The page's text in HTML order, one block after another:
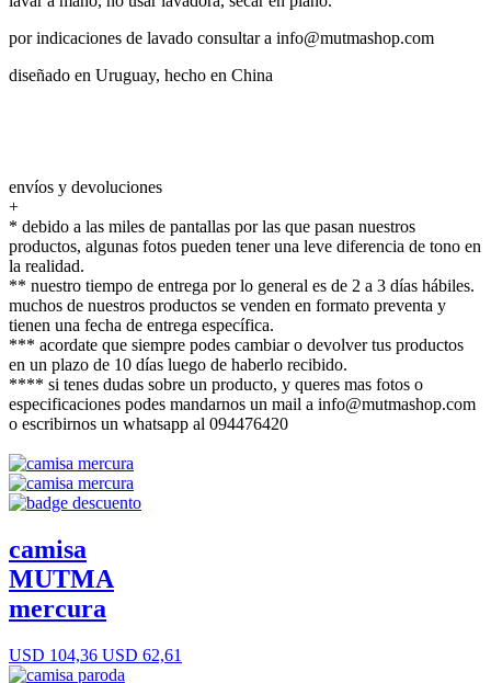
por indicaciones de lavado consultar a info@mutmashop.com
diseñado en Uruguay, hecho en China
envíos y devoluciones
+
* debido a las miles de pantallas por las que pasan nuestros
productos, algunas fotos pueden tener una leve diferencia de tono en
la realidad.
** nuestro tiempo de entrega por lo general es de 2 a 3 días hábiles.
muchos de nuestros productos se venden en formato preventa y
tienen una fecha de entrega específica.
*** acordate que siempre podes cambiar o devolver tus productos
en un plazo de 10 días luego de haberlo recibido.
**** si tenes dudas sobre un producto, y queres mas fotos o
especificaciones podes mandarnos un mail a info@mutmashop.com
o escribirnos un whatsapp al 094476420
camisa
MUTMA
mercura
USD 104,36 USD 62,61